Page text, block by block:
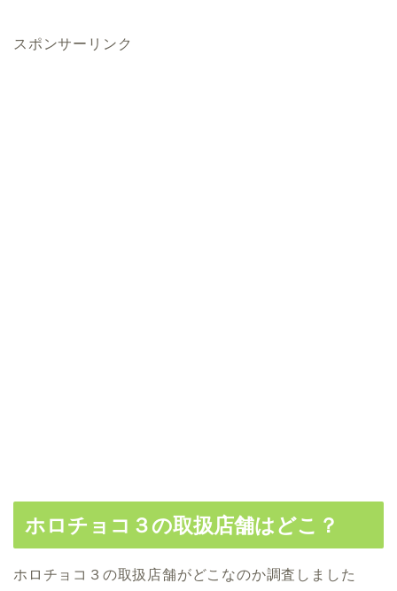
スポンサーリンク
ホロチョコ３の取扱店舗はどこ？
ホロチョコ３の取扱店舗がどこなのか調査しました